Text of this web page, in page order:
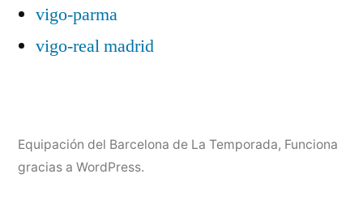
vigo-parma
vigo-real madrid
Equipación del Barcelona de La Temporada, Funciona
gracias a WordPress.